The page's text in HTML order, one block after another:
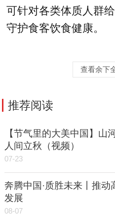
可针对各类体质人群
守护食客饮食健康。
查看余下
推荐阅读
【节气里的大美中国】山
人间立秋（视频）
07-23
奔腾中国·质胜未来丨推动
发展
08-07